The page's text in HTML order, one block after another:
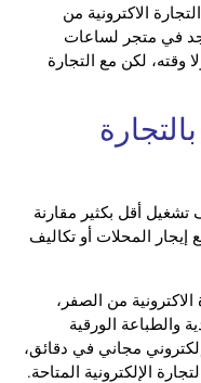
الاكترونية من
في متجر لساعات
وقته، لكن مع التجارة
تشغيل أقل بكثير مقارنة
إيجار المحلات أو تكاليف
من الصفر،
والطباعة الورقية
مجاني في دقائق،
الإلكترونية المتاحة.